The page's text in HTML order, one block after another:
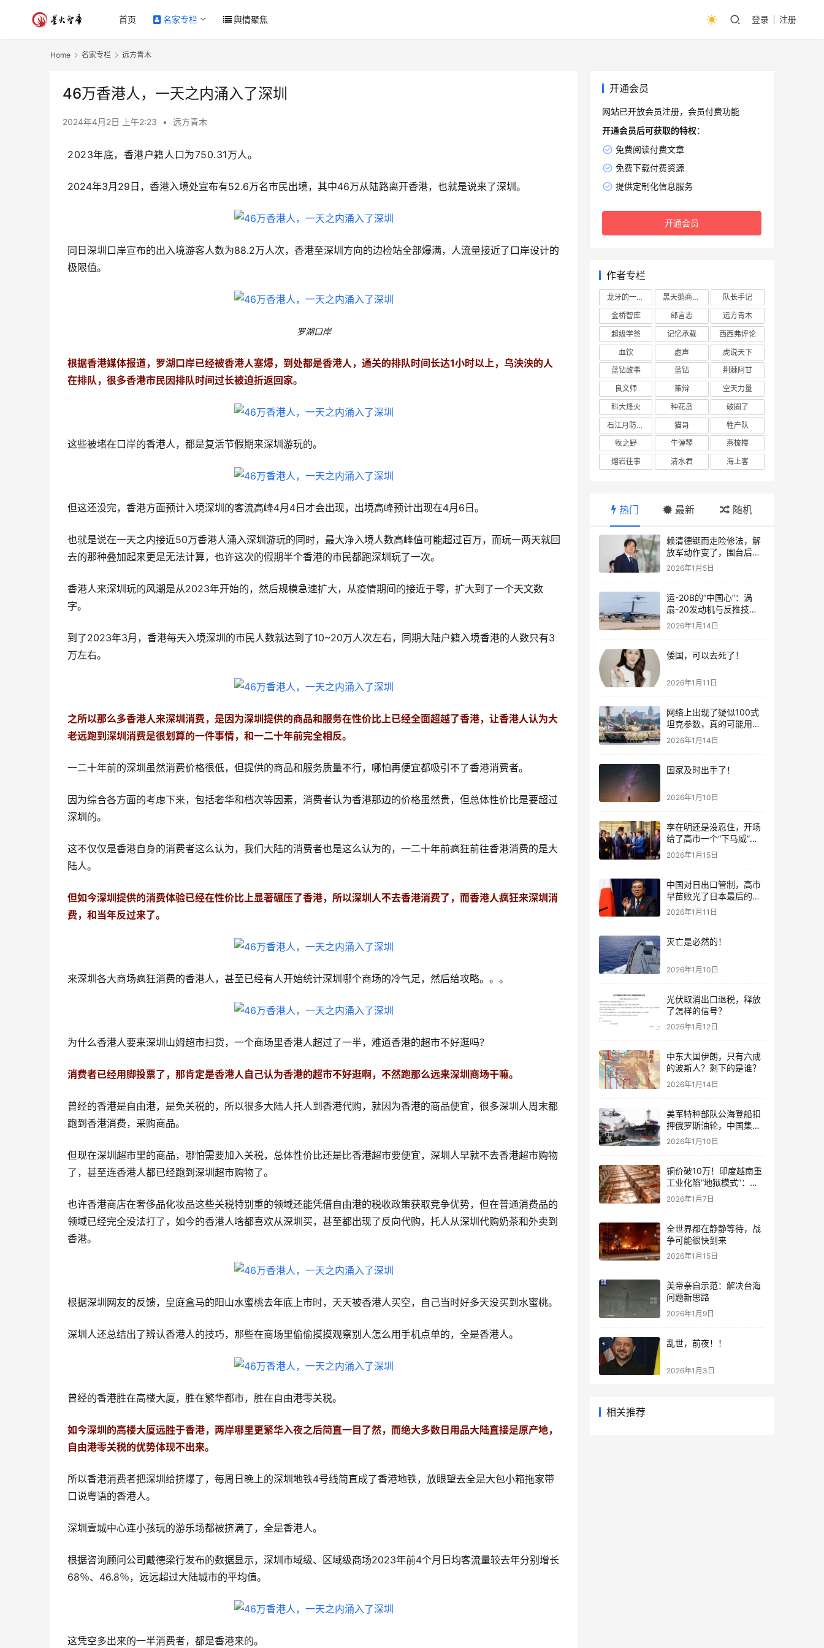
首页 名家专栏 舆情聚焦 登录 注册
Home 名家专栏 远方青木
46万香港人，一天之内涌入了深圳
2024年4月2日 上午2:23 • 远方青木
2023年底，香港户籍人口为750.31万人。
2024年3月29日，香港入境处宣布有52.6万名市民出境，其中46万从陆路离开香港，也就是说来了深圳。
同日深圳口岸宣布的出入境游客人数为88.2万人次，香港至深圳方向的边检站全部爆满，人流量接近了口岸设计的
极限值。
罗湖口岸
根据香港媒体报道，罗湖口岸已经被香港人塞爆，到处都是香港人，通关的排队时间长达1小时以上，乌泱泱的人
在排队，很多香港市民因排队时间过长被迫折返回家。
这些被堵在口岸的香港人，都是复活节假期来深圳游玩的。
但这还没完，香港方面预计入境深圳的客流高峰4月4日才会出现，出境高峰预计出现在4月6日。
也就是说在一天之内接近50万香港人涌入深圳游玩的同时，最大净入境人数高峰值可能超过百万，而玩一两天就回
去的那种叠加起来更是无法计算，也许这次的假期半个香港的市民都跑深圳玩了一次。
香港人来深圳玩的风潮是从2023年开始的，然后规模急速扩大，从疫情期间的接近于零，扩大到了一个天文数
字。
到了2023年3月，香港每天入境深圳的市民人数就达到了10~20万人次左右，同期大陆户籍入境香港的人数只有3
万左右。
之所以那么多香港人来深圳消费，是因为深圳提供的商品和服务在性价比上已经全面超越了香港，让香港人认为大
老远跑到深圳消费是很划算的一件事情，和一二十年前完全相反。
一二十年前的深圳虽然消费价格很低，但提供的商品和服务质量不行，哪怕再便宜都吸引不了香港消费者。
因为综合各方面的考虑下来，包括奢华和档次等因素，消费者认为香港那边的价格虽然贵，但总体性价比是要超过
深圳的。
这不仅仅是香港自身的消费者这么认为，我们大陆的消费者也是这么认为的，一二十年前疯狂前往香港消费的是大
陆人。
但如今深圳提供的消费体验已经在性价比上显著碾压了香港，所以深圳人不去香港消费了，而香港人疯狂来深圳消
费，和当年反过来了。
来深圳各大商场疯狂消费的香港人，甚至已经有人开始统计深圳哪个商场的冷气足，然后给攻略。。。
为什么香港人要来深圳山姆超市扫货，一个商场里香港人超过了一半，难道香港的超市不好逛吗？
消费者已经用脚投票了，那肯定是香港人自己认为香港的超市不好逛啊，不然跑那么远来深圳商场干嘛。
曾经的香港是自由港，是免关税的，所以很多大陆人托人到香港代购，就因为香港的商品便宜，很多深圳人周末都
跑到香港消费，采购商品。
但现在深圳超市里的商品，哪怕需要加入关税，总体性价比还是比香港超市要便宜，深圳人早就不去香港超市购物
了，甚至连香港人都已经跑到深圳超市购物了。
也许香港商店在奢侈品化妆品这些关税特别重的领域还能凭借自由港的税收政策获取竞争优势，但在普通消费品的
领域已经完全没法打了，如今的香港人啥都喜欢从深圳买，甚至都出现了反向代购，托人从深圳代购奶茶和外卖到
香港。
根据深圳网友的反馈，皇庭盒马的阳山水蜜桃去年底上市时，天天被香港人买空，自己当时好多天没买到水蜜桃。
深圳人还总结出了辨认香港人的技巧，那些在商场里偷偷摸摸观察别人怎么用手机点单的，全是香港人。
曾经的香港胜在高楼大厦，胜在繁华都市，胜在自由港零关税。
如今深圳的高楼大厦远胜于香港，两岸哪里更繁华入夜之后简直一目了然，而绝大多数日用品大陆直接是原产地，
自由港零关税的优势体现不出来。
所以香港消费者把深圳给挤爆了，每周日晚上的深圳地铁4号线简直成了香港地铁，放眼望去全是大包小箱拖家带
口说粤语的香港人。
深圳壹城中心连小孩玩的游乐场都被挤满了，全是香港人。
根据咨询顾问公司戴德梁行发布的数据显示，深圳市域级、区域级商场2023年前4个月日均客流量较去年分别增长
68％、46.8％，远远超过大陆城市的平均值。
这凭空多出来的一半消费者，都是香港来的。
开通会员
网站已开放会员注册，会员付费功能
开通会员后可获取的特权：
免费阅读付费文章
免费下载付费资源
提供定制化信息服务
开通会员
作者专栏
龙牙的一座山 黑天鹅商业情报站
队长手记
金桥智库
郎言志
远方青木
超级学爸
记忆承载
西西弗评论
血饮
虚声
虎说天下
蓝钻故事
蓝钻
荆棘阿甘
良文师
策辩
空天力量
科大烽火
种花岛
破圈了
石江月防务观察
猫哥
牲产队
牧之野
牛弹琴
燕梳楼
熔岩往事
清水君 海上客
热门 最新 随机
赖清德铤而走险修法，解
放军动作变了，围台后的
“真正杀招”曝光
2026年1月5日
运-20B的“中国心”：涡
扇-20发动机与反推技术
大突破！
2026年1月14日
倭国，可以去死了！
2026年1月11日
网络上出现了疑似100式
坦克参数，真的可能用了
钛合金装甲！
2026年1月14日
国家及时出手了！
2026年1月10日
李在明还是没忍住，开场
给了高市一个“下马威”，
还特意提到中国
2026年1月15日
中国对日出口管制，高市
早苗败光了日本最后的国
运
2026年1月11日
灭亡是必然的！
2026年1月10日
光伏取消出口退税，释放
了怎样的信号？
2026年1月12日
中东大国伊朗，只有六成
的波斯人？剩下的是谁？
2026年1月14日
美军特种部队公海登船扣
押俄罗斯油轮，中国集装
箱武装船早有准备？
2026年1月10日
铜价破10万！印度越南重
工业化陷“地狱模式”：中
国当年抄底的历史红利，
再也复刻不了
2026年1月7日
全世界都在静静等待，战
争可能很快到来
2026年1月15日
美帝亲自示范：解决台海
问题新思路
2026年1月9日
乱世，前夜！！
2026年1月3日
相关推荐